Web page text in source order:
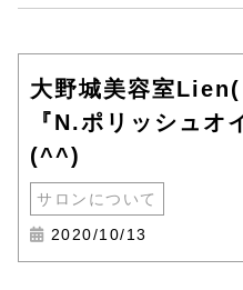
大野城美容室
『N.ポリッシュオ
(^^)
サロンについて
2020/10/13